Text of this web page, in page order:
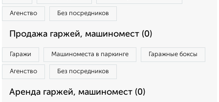
Агенство Без посредников
Продажа гаржей, машиномест (0)
Гаражи Машиноместа в паркинге Гаражные боксы
Агенство Без посредников
Аренда гаржей, машиномест (0)